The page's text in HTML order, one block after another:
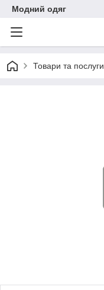
Модний одяг
Товари та послуги